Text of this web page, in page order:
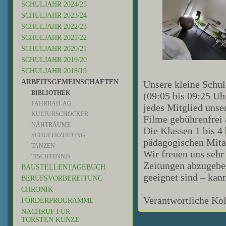
SCHULJAHR 2024/25
SCHULJAHR 2023/24
SCHULJAHR 2022/23
SCHULJAHR 2021/22
SCHULJAHR 2020/21
SCHULJAHR 2019/20
SCHULJAHR 2018/19
ARBEITSGEMEINSCHAFTEN
BIBLIOTHEK
FAHRRAD-AG
KULTURSCHOCKER
NÄHTRÄUME
SCHÜLERZEITUNG
TANZEN
TISCHTENNIS
BAUSTELLENTAGEBUCH
BERUFSVORBEREITUNG
CHRONIK
FÖRDERPROGRAMME
NACHRUF FÜR
TORSTEN KUNZE
Unsere kleine
(09:05 bis 09:25
jedes Mitglied
Filme gebührenfrei
Die Klassen 1 bis
pädagogischen
Wir freuen uns
Zeitungen
geeignet sind –
Verantwortliche